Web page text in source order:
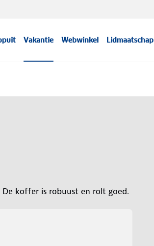
Vakantie Webwinkel Lidmaatschap
koffer is robuust en rolt goed.